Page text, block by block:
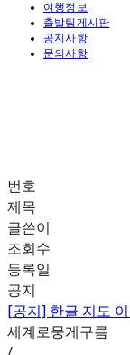
여행정보
출발팀게시판
공지사항
문의사항
번호
제목
글쓴이
조회수
등록일
공지
[공지] 한글 지도
세계로뭉게구름